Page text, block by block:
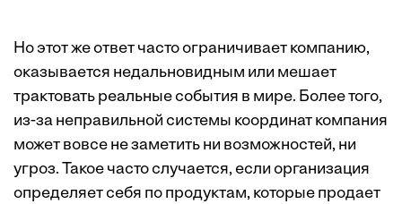
Но этот же ответ часто ограничивает компанию,
оказывается недальновидным или мешает
трактовать реальные события в мире. Более того,
из-за неправильной системы координат компания
может вовсе не заметить ни возможностей, ни
угроз. Такое часто случается, если организация
определяет себя по продуктам, которые продает